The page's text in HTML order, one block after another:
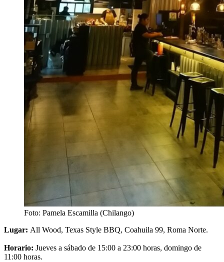
Foto: Pamela Escamilla (Chilango)
Lugar: All Wood, Texas Style BBQ, Coahuila 99, Roma Norte.
Horario: Jueves a sábado de 15:00 a 23:00 horas, domingo de
11:00 horas.